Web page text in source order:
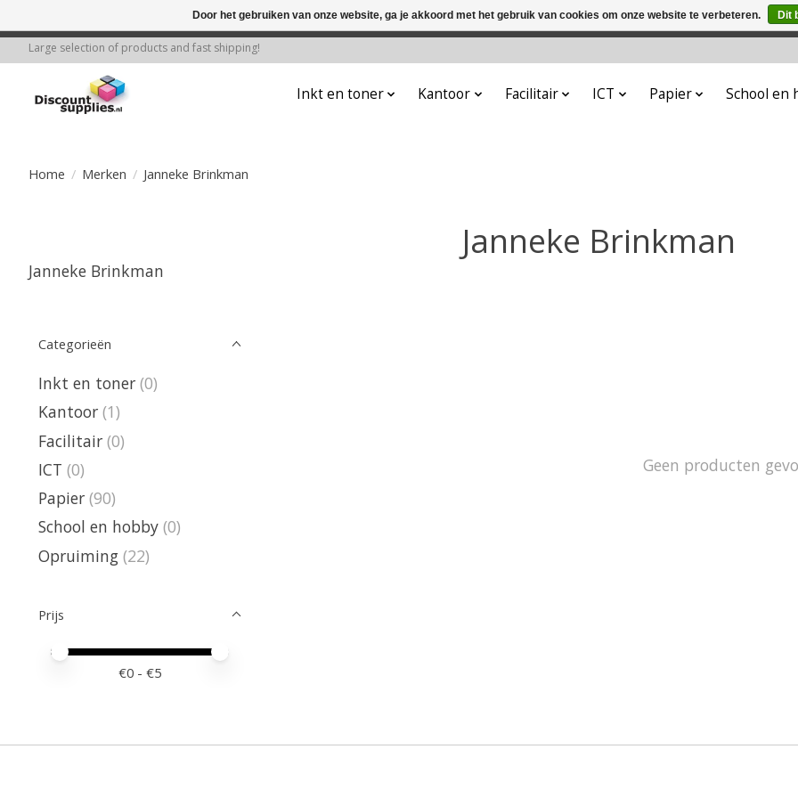
Large selection of products and fast shipping!
Inkt en toner Kantoor Facilitair ICT Papier School en
Home / Merken / Janneke Brinkman
Janneke Brinkman
Janneke Brinkman
Categorieën
Inkt en toner (0)
Kantoor (1)
Facilitair (0)
ICT (0)
Papier (90)
School en hobby (0)
Opruiming (22)
Prijs
Minimale prijswaarde
Price maximum value
€0 - €5
Geen producten
Door het gebruiken van onze website, ga je akkoord met het gebruik van cookies om onze website te verbeteren. Dit
← Keer terug naar de backofficeDeze winkel is in aanbouw. Eventueel geplaatste orders zullen niet